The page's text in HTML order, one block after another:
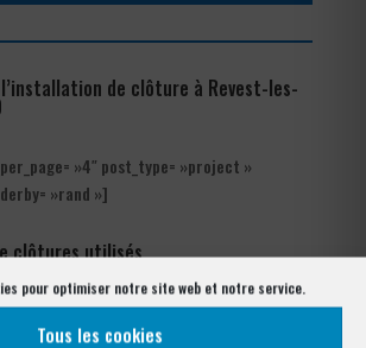
pour optimiser notre site web et notre service.
Tous les cookies
de clôture à Revest-les-
»4″ post_type= »project »
»rand »]
clôtures utilisés